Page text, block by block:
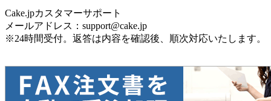
Cake.jpカスタマーサポート
メールアドレス：support@cake.jp
※24時間受付。返答は内容を確認後、順次対応いたします。